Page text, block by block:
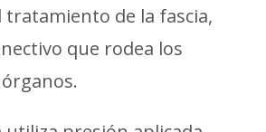
tratamiento de la fascia,
que rodea los